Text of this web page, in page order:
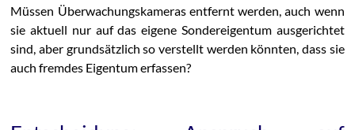
Müssen Überwachungskameras entfernt werden, auch wenn
sie aktuell nur auf das eigene Sondereigentum ausgerichtet
sind, aber grundsätzlich so verstellt werden könnten, dass sie
auch fremdes Eigentum erfassen?